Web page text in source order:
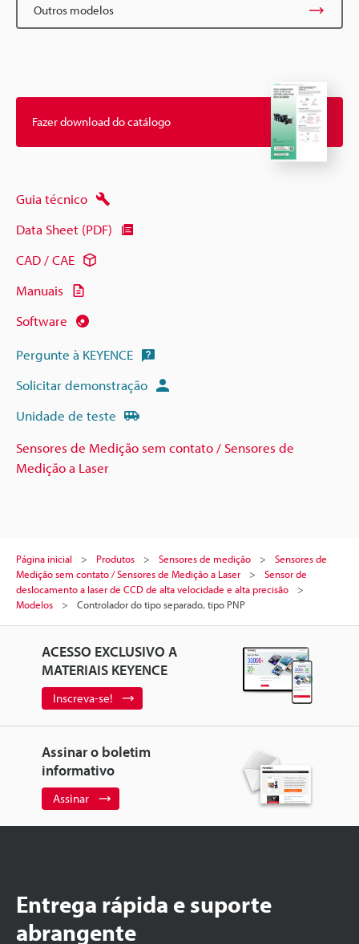
Outros modelos
Fazer download do catálogo
Guia técnico
Data Sheet (PDF)
CAD / CAE
Manuais
Software
Pergunte à KEYENCE
Solicitar demonstração
Unidade de teste
Sensores de Medição sem contato / Sensores de
Medição a Laser
Página inicial Produtos Sensores de medição
Sensores de
Medição sem contato / Sensores de Medição a Laser
Sensor de
deslocamento a laser de CCD de alta velocidade e alta precisão
Modelos
Controlador do tipo separado, tipo PNP
ACESSO EXCLUSIVO A
MATERIAIS KEYENCE
Inscreva-se!
Assinar o boletim
informativo
Assinar
Entrega rápida e suporte
abrangente